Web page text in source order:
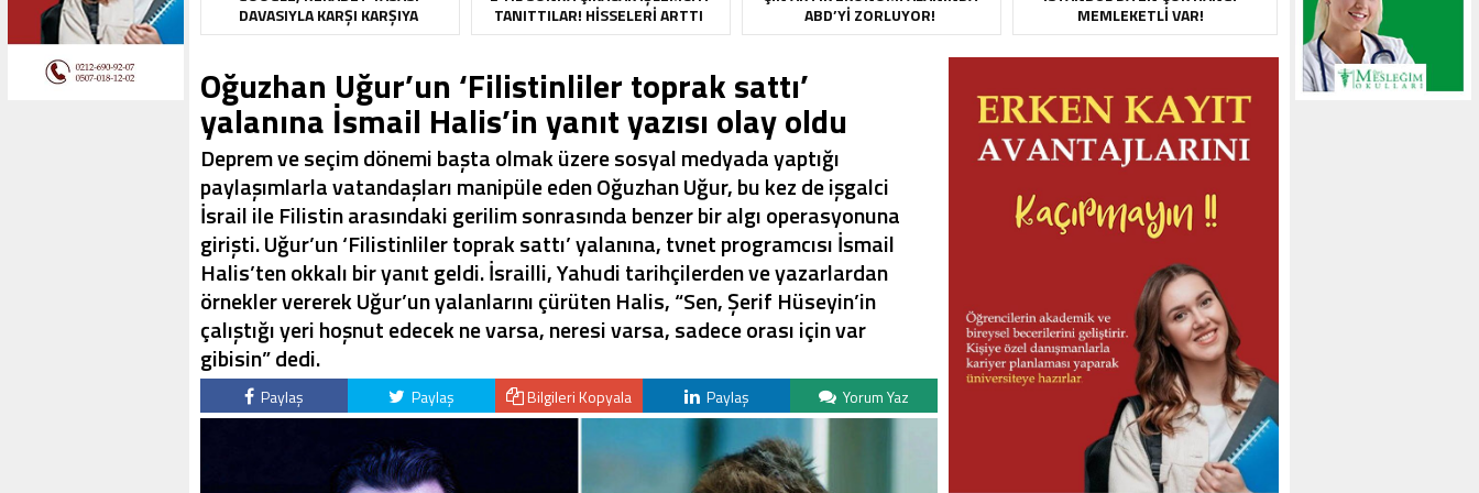
DAVASIYLA KARŞI KARŞIYA
TANITTILAR! HISSELERI ARTTI
ABD’YI ZORLUYOR!
MEMLEKETLI VAR!
Oğuzhan Uğur’un ‘Filistinliler toprak sattı’
yalanına İsmail Halis’in yanıt yazısı olay oldu
Deprem ve seçim dönemi başta olmak üzere sosyal medyada yaptığı
paylaşımlarla vatandaşları manipüle eden Oğuzhan Uğur, bu kez de işgalci
İsrail ile Filistin arasındaki gerilim sonrasında benzer bir algı operasyonuna
girişti. Uğur’un ‘Filistinliler toprak sattı’ yalanına, tvnet programcısı İsmail
Halis’ten okkalı bir yanıt geldi. İsrailli, Yahudi tarihçilerden ve yazarlardan
örnekler vererek Uğur’un yalanlarını çürüten Halis, “Sen, Şerif Hüseyin’in
çalıştığı yeri hoşnut edecek ne varsa, neresi varsa, sadece orası için var
gibisin” dedi.
Paylaş Paylaş Bilgileri Kopyala Paylaş Yorum Yaz